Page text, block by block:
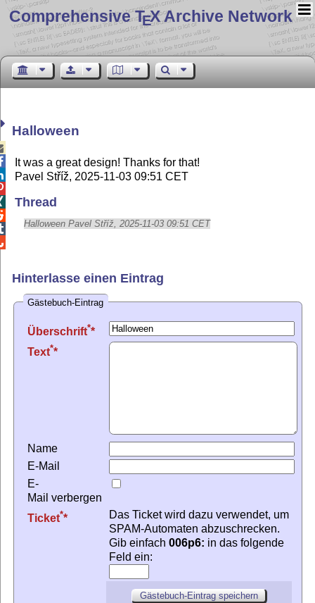
Comprehensive TEX Archive Network
Halloween
It was a great design! Thanks for that!
Pavel Stříž, 2025-11-03 09:51 CET
Thread
Halloween Pavel Stříž, 2025-11-03 09:51 CET
Hinterlasse einen Eintrag
Gästebuch-Eintrag
Überschrift*
Text*
Name
E-Mail
E-
Mail verbergen
Ticket*
Das Ticket wird dazu verwendet, um
SPAM-Automaten abzuschrecken.
Gib einfach 006p6: in das folgende
Feld ein: